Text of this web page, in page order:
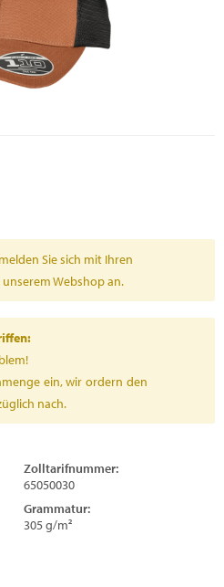
Sie sich mit Ihren
Webshop an.
ein, wir ordern den
nach.
Zolltarifnummer:
65050030
Grammatur:
305 g/m²